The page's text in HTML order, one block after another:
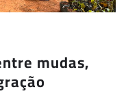
mudas,